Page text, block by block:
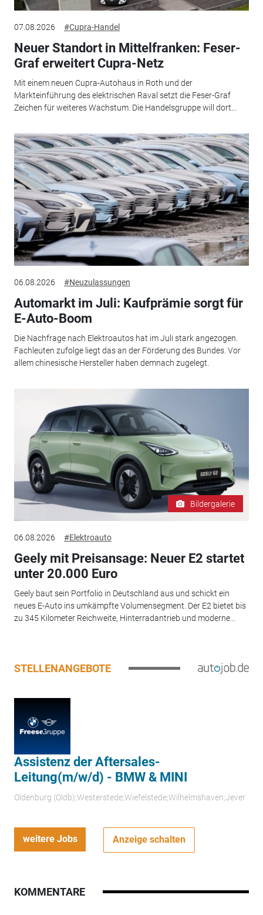
07.08.2026 #Cupra-Handel
Neuer Standort in Mittelfranken: Feser-
Graf erweitert Cupra-Netz
Mit einem neuen Cupra-Autohaus in Roth und der
Markteinführung des elektrischen Raval setzt die Feser-Graf
Zeichen für weiteres Wachstum. Die Handelsgruppe will dort...
06.08.2026 #Neuzulassungen
Automarkt im Juli: Kaufprämie sorgt für
E-Auto-Boom
Die Nachfrage nach Elektroautos hat im Juli stark angezogen.
Fachleuten zufolge liegt das an der Förderung des Bundes. Vor
allem chinesische Hersteller haben demnach zugelegt.
Bildergalerie
06.08.2026 #Elektroauto
Geely mit Preisansage: Neuer E2 startet
unter 20.000 Euro
Geely baut sein Portfolio in Deutschland aus und schickt ein
neues E-Auto ins umkämpfte Volumensegment. Der E2 bietet bis
zu 345 Kilometer Reichweite, Hinterradantrieb und moderne...
STELLENANGEBOTE
Assistenz der Aftersales-
Leitung(m/w/d) - BMW & MINI
Oldenburg (Oldb);Westerstede;Wiefelstede;Wilhelmshaven;Jever
weitere Jobs Anzeige schalten
KOMMENTARE